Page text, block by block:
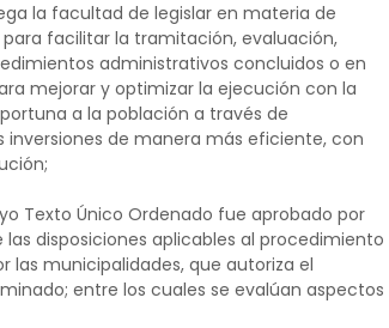
la facultad de legislar en materia de
facilitar la tramitación, evaluación,
administrativos concluidos o en
mejorar y optimizar la ejecución con la
a la población a través de
de manera más eficiente, con
Texto Único Ordenado fue aprobado por
disposiciones aplicables al procedimiento
municipalidades, que autoriza el
entre los cuales se evalúan aspectos